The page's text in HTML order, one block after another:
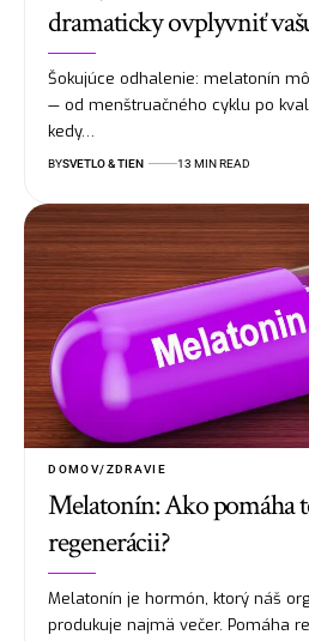
dramaticky ovplyvniť
Šokujúce odhalenie: melatonín
— od menštruačného cyklu po
kedy…
BYSVETLO & TIEN 13 MIN READ
DOMOV/ZDRAVIE
Melatonín: Ako pomáha
regenerácii?
Melatonín je hormón, ktorý náš
produkuje najmä večer. Pomáha